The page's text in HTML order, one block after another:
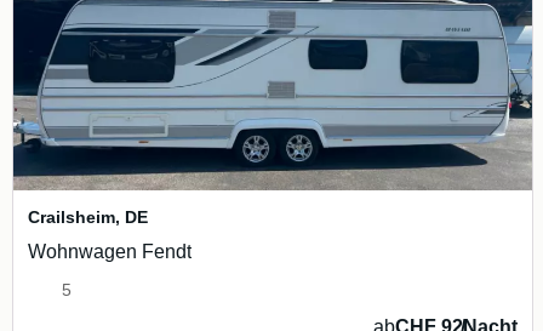
Crailsheim, DE
Wohnwagen Fendt
5
abCHF 92/Nacht